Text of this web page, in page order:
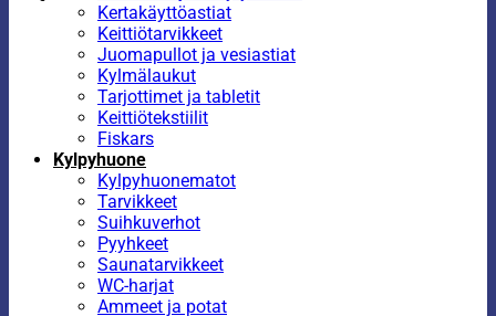
Kertakäyttöastiat
Keittiötarvikkeet
Juomapullot ja vesiastiat
Kylmälaukut
Tarjottimet ja tabletit
Keittiötekstiilit
Fiskars
Kylpyhuone
Kylpyhuonematot
Tarvikkeet
Suihkuverhot
Pyyhkeet
Saunatarvikkeet
WC-harjat
Ammeet ja potat